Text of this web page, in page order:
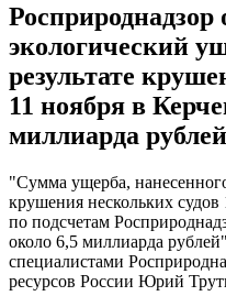
Росприроднадзор
экологический
результате
11 ноября в
миллиарда
"Сумма ущерба,
крушения нескольких
по подсчетам
около 6,5 миллиарда
специалистами
ресурсов России Юрий